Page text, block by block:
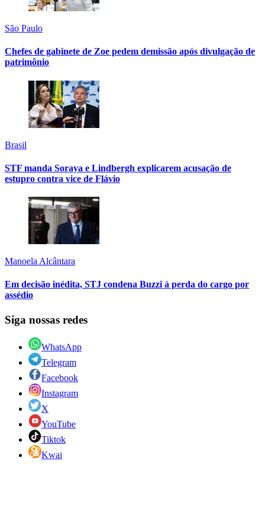
São Paulo
Chefes de gabinete de Zoe pedem demissão após divulgação de
patrimônio
Brasil
STF manda Soraya e Lindbergh explicarem acusação de
estupro contra vice de Flávio
Manoela Alcântara
Em decisão inédita, STJ condena Buzzi à perda do cargo por
assédio
Siga nossas redes
WhatsApp
Telegram
Facebook
Instagram
X
YouTube
Tiktok
Kwai